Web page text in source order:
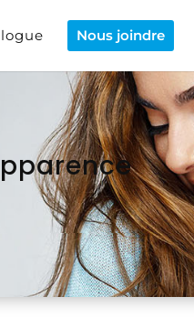
Nous joindre